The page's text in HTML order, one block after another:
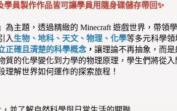
學員製作作品皆可讓學員用隨身碟儲存帶回✨
為主題，透過精緻的 Minecraft 遊戲世界，帶
入生物、地科、天文、物理、化學等多元科學領
正確且清楚的科學概念 ，讓理論不再抽象，而是
質的化學變化到力學的物理原理，學生們將從
解世界如何運作的探索旅程！